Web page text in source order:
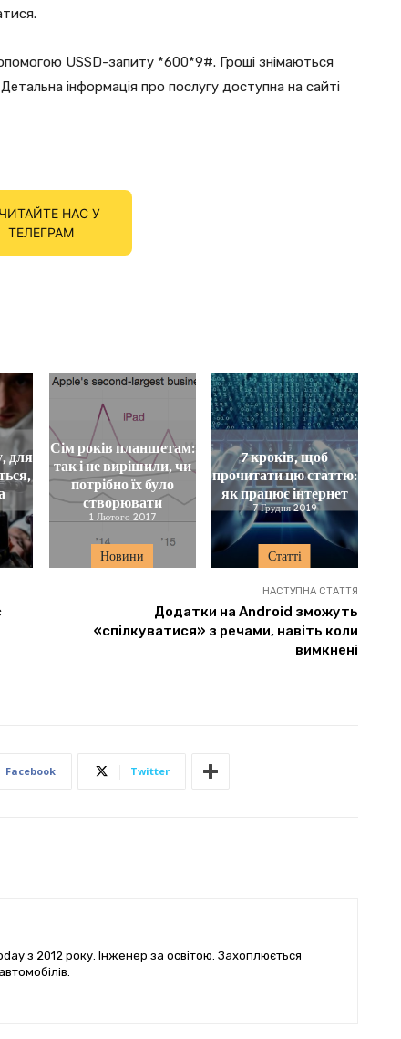
USSD-запиту *600*9#. Гроші знімаються
інформація про послугу доступна на сайті
ЧИТАЙТЕ НАС У
ТЕЛЕГРАМ
для
Новини
Сім років планшетам:
так і не вирішили, чи
потрібно їх було
створювати
1 Лютого 2017
Статті
7 кроків, щоб
прочитати цю статтю:
як працює інтернет
7 Грудня 2019
НАСТУПНА СТАТТЯ
Додатки на Android зможуть
«спілкуватися» з речами, навіть коли
вимкнені
Facebook Twitter
з 2012 року. Інженер за освітою. Захоплюється